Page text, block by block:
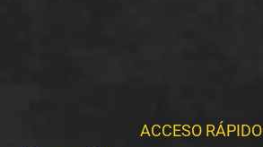
ACCESO RÁPIDO